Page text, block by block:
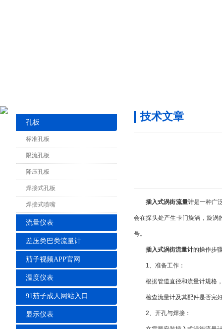
孔板
标准孔板
限流孔板
降压孔板
焊接式孔板
焊接式喷嘴
流量仪表
差压类巴类流量计
茄子视频APP官网
温度仪表
91茄子成人网站入口
显示仪表
技术文章
插入式涡街流量计是一种广
会在探头处产生卡门旋涡，旋涡
号。
插入式涡街流量计的操作步
1、准备工作：
根据管道直径和流量计规格，
检查流量计及其配件是否完好
2、开孔与焊接：